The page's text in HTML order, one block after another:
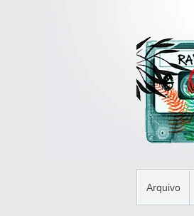
Arquivo